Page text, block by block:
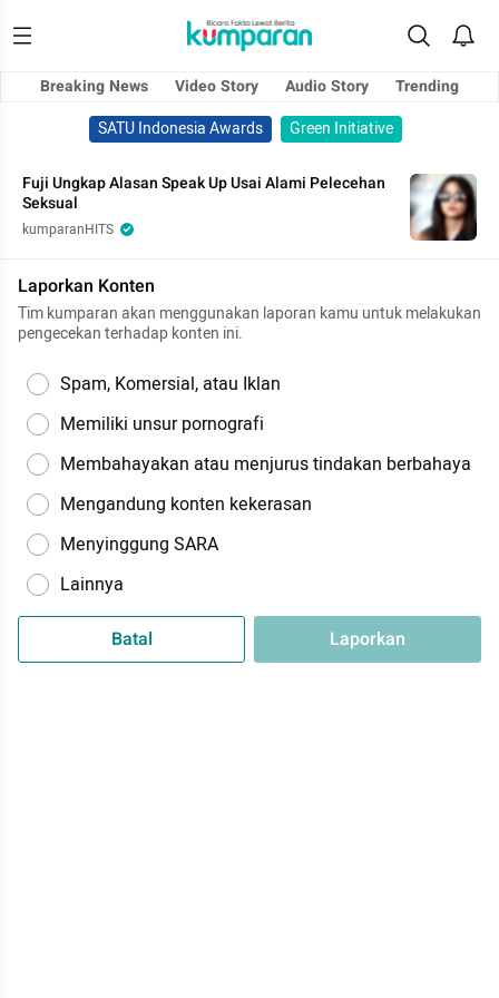
Breaking News Video Story Audio Story
Trending
SATU Indonesia Awards
Green Initiative
Fuji Ungkap Alasan Speak Up Usai Alami Pelecehan
Seksual
kumparanHITS
Laporkan Konten
Tim kumparan akan menggunakan laporan kamu untuk melakukan
pengecekan terhadap konten ini.
Spam, Komersial, atau Iklan
Memiliki unsur pornografi
Membahayakan atau menjurus tindakan berbahaya
Mengandung konten kekerasan
Menyinggung SARA
Lainnya
Batal Laporkan